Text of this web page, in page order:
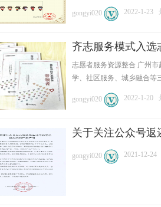
gongyi020 2022-1-23
齐志服务模式入选
志愿者服务资源整合 广州
学、社区服务、城乡融合等
gongyi020 2022-1-20
关于关注公众号返
gongyi020 2021-12-24